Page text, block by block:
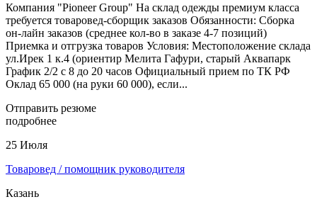
Компания "Pioneer Group" На склад одежды премиум класса
требуется товаровед-сборщик заказов Обязанности: Сборка
он-лайн заказов (среднее кол-во в заказе 4-7 позиций)
Приемка и отгрузка товаров Условия: Местоположение склада
ул.Ирек 1 к.4 (ориентир Мелита Гафури, старый Аквапарк
График 2/2 c 8 до 20 часов Официальный прием по ТК РФ
Оклад 65 000 (на руки 60 000), если...
Отправить резюме
подробнее
25 Июля
Товаровед / помощник руководителя
Казань